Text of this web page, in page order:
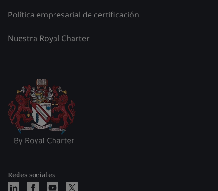
Política empresarial de certificación
Nuestra Royal Charter
Redes sociales